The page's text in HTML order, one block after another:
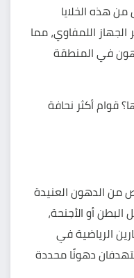
هذه الخلايا
اللمفاوي، مما
في المنطقة
قوام أكثر نحافة
من الدهون العنيدة
أو الأجنحة،
الرياضية في
دهونًا محددة